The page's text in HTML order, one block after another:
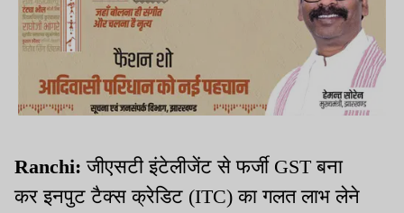
Ranchi:जीएसटी इंटेलीजेंट से फर्जी GST बना
कर इनपुट टैक्स क्रेडिट (ITC) का गलत लाभ लेने